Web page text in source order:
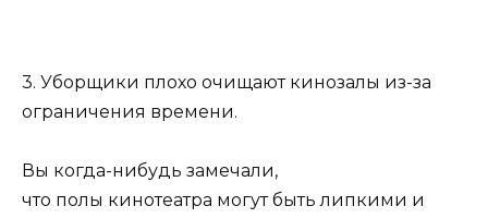
3. Уборщики плохо очищают кинозалы из-за
ограничения времени.
Вы когда-нибудь замечали,
что полы кинотеатра могут быть липкими и